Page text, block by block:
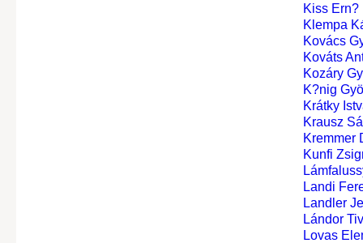
Kiss Ern?
Klempa
Kovács
Kováts
Kozáry
K?nig
Krátky
Krausz
Kremmer
Kunfi
Landi
Landler
Lándor
Lovas